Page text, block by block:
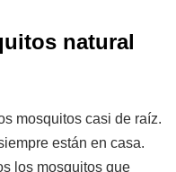
natural
mosquitos casi de raíz.
están en casa.
los mosquitos que